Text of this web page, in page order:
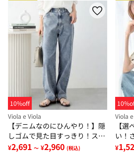
10%off
Viola e Viola
【デニムなのにひんやり！】隠
しゴムで見た目すっきり！スト
レッチ楽ちんデニム
¥2,691 ～ ¥2,960 (税込)
Viola
【
い！
ブブ
¥